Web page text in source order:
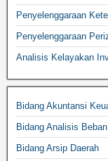
Penyelenggaraan
Penyelenggaraan
Analisis Kelayakan
Bidang Akuntansi
Bidang Analisis
Bidang Arsip Daerah